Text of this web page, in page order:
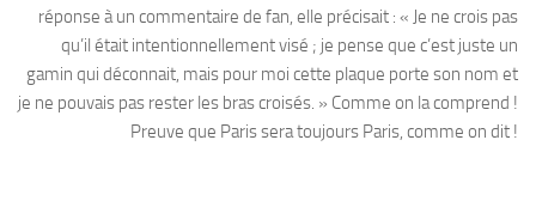
réponse à un commentaire de fan, elle précisait : « Je ne crois pas
qu’il était intentionnellement visé ; je pense que c’est juste un
gamin qui déconnait, mais pour moi cette plaque porte son nom et
je ne pouvais pas rester les bras croisés. » Comme on la comprend !
Preuve que Paris sera toujours Paris, comme on dit !